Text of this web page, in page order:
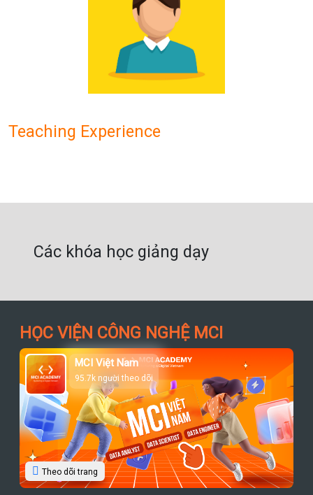
Teaching Experience
Các khóa học giảng dạy
HỌC VIỆN CÔNG NGHỆ MCI
MCI Việt Nam
95.7k người theo dõi
Theo dõi trang